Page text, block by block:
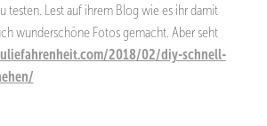
testen. Lest auf ihrem Blog wie es ihr damit
wunderschöne Fotos gemacht. Aber seht
2018/02/diy-schnell-